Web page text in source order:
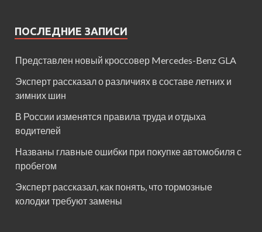
ПОСЛЕДНИЕ ЗАПИСИ
Представлен новый кроссовер Mercedes-Benz GLA
Эксперт рассказал о различиях в составе летних и
зимних шин
В России изменятся правила труда и отдыха
водителей
Названы главные ошибки при покупке автомобиля с
пробегом
Эксперт рассказал, как понять, что тормозные
колодки требуют замены